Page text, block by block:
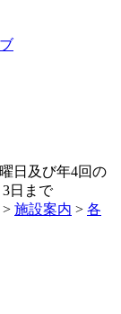
日及び年4回の
日まで
> 施設案内 > 各